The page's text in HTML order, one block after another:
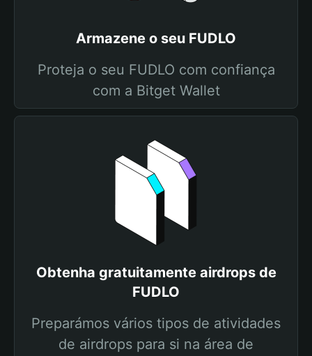
Armazene o seu FUDLO
Proteja o seu FUDLO com confiança
com a Bitget Wallet
Obtenha gratuitamente airdrops de
FUDLO
Preparámos vários tipos de atividades
de airdrops para si na área de